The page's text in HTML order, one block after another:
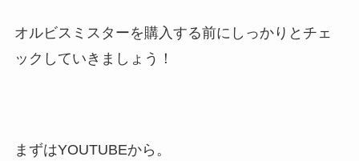
オルビスミスターを購入する前にしっかりとチェ
ックしていきましょう！
まずはYOUTUBEから。